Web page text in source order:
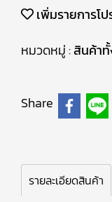
เพิ่มรายการโ
หมวดหมู่ :สินค้า
Share
รายละเอียดสินค้า